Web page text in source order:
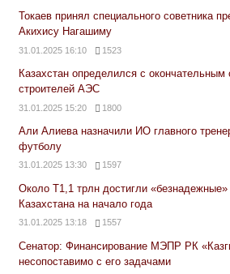
Токаев принял специального советника
Акихису Нагашиму
31.01.2025 16:10 1523
Казахстан определился с
строителей АЭС
31.01.2025 15:20 1800
Али Алиева назначили ИО главного
футболу
31.01.2025 13:30 1597
Около Т1,1 трлн достигли «безнадежные»
Казахстана на начало года
31.01.2025 13:18 1557
Сенатор: Финансирование МЭПР РК
несопоставимо с его задачами